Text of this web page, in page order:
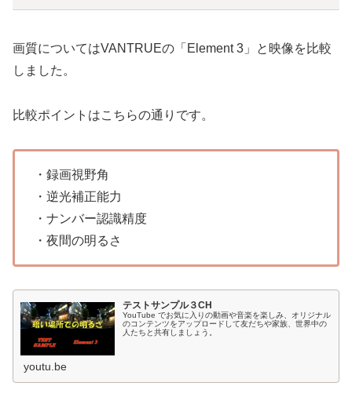
画質についてはVANTRUEの「Element 3」と映像を比較
しました。
比較ポイントはこちらの通りです。
・録画視野角
・逆光補正能力
・ナンバー認識精度
・夜間の明るさ
テストサンプル３CH
YouTube でお気に入りの動画や音楽を楽しみ、オリジナル
のコンテンツをアップロードして友だちや家族、世界中の
人たちと共有しましょう。
youtu.be